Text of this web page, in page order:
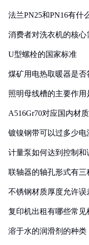
法兰PN25和PN16有什
消费者对洗衣机的核
U型螺栓的国家标准
煤矿用电热取暖器是
照明母线槽的主要作用
A516Gr70对应国内材
镀镍钢带可以过多少电
计量泵如何达到控制和
联轴器的轴孔形式有
不锈钢材质厚度允许误
复印机出租有哪些常见
溶于水的润滑剂的种类